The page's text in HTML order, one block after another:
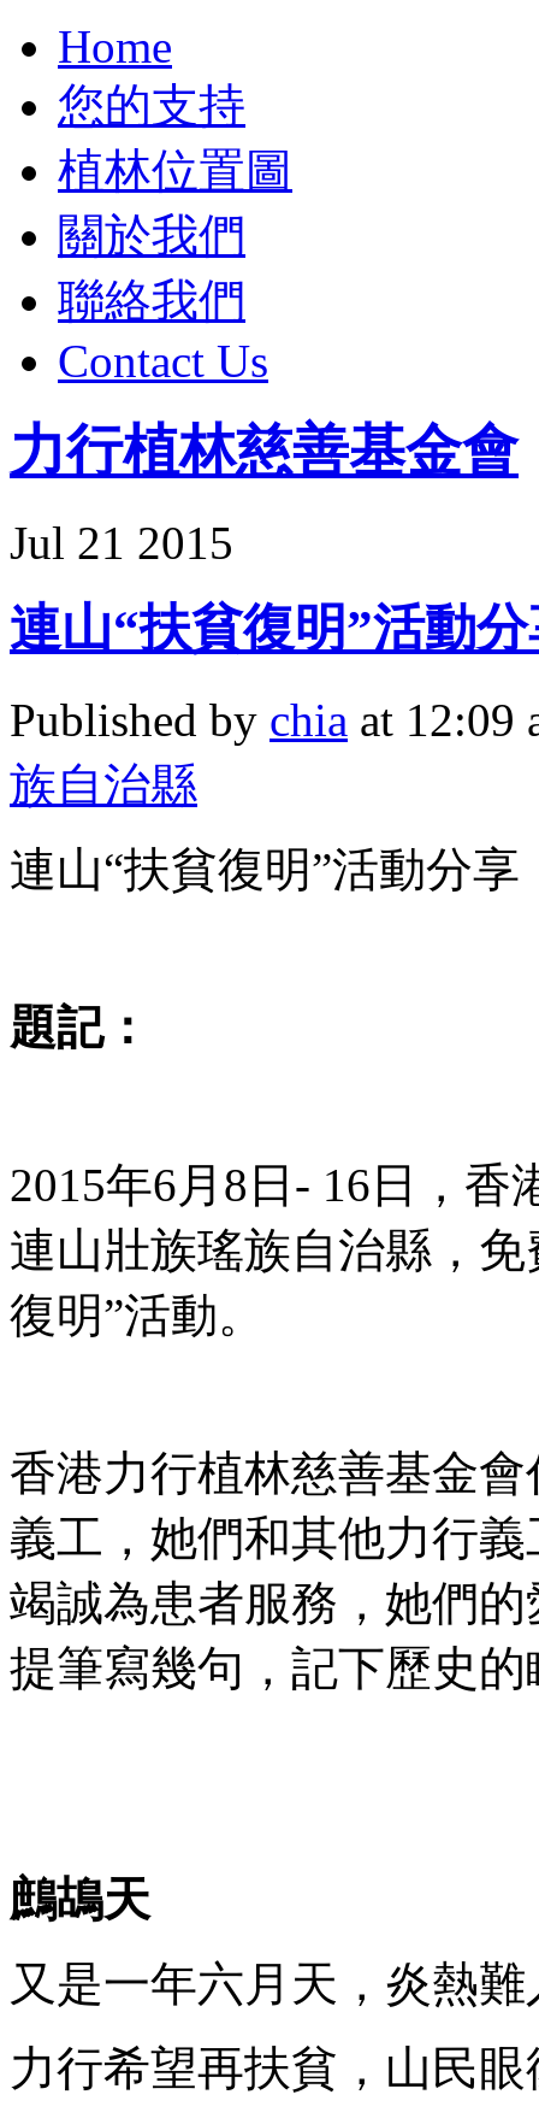
Home
您的支持
植林位置圖
關於我們
聯絡我們
Contact Us
力行植林慈善基金會
Jul 21 2015
連山“扶貧復明”活動
Published by chia at 12:09
族自治縣
連山“扶貧復明”活動分享
題記：
2015年6月8日- 16日，
連山壯族瑤族自治縣，
復明”活動。
香港力行植林慈善基金
義工，她們和其他力行
竭誠為患者服務，她們
提筆寫幾句，記下歷史的
鷓鴣天
又是一年六月天，炎熱
力行希望再扶貧，山民